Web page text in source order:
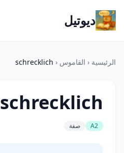
ديوتيل
الرئيسية ‹ القاموس ‹
schrecklich
schrecklich
A2 صفة